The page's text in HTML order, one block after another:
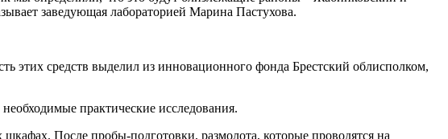
заведующая лабораторией Марина Пастухова.
этих средств выделил из инновационного фонда Брестский облисполком,
практические исследования.
После пробы-подготовки, размолота, которые проводятся на